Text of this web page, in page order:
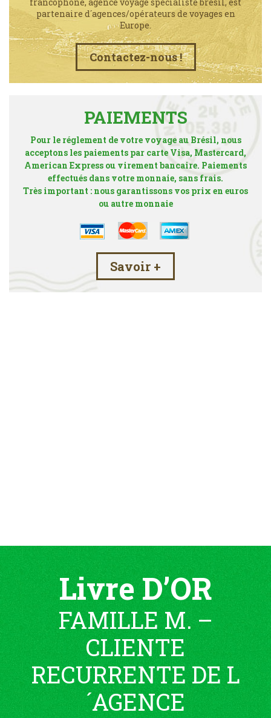
francophone, agence voyage spécialiste brésil, est
partenaire d´agences/opérateurs de voyages en
Europe.
Contactez-nous !
PAIEMENTS
Pour le réglement de votre voyage au Brésil, nous
acceptons les paiements par carte Visa, Mastercard,
American Express ou virement bancaire. Paiements
effectués dans votre monnaie, sans frais.
Très important : nous garantissons vos prix en euros
ou autre monnaie
Savoir +
Livre D’OR
FAMILLE M. –
CLIENTE
RECURRENTE DE L
´AGENCE